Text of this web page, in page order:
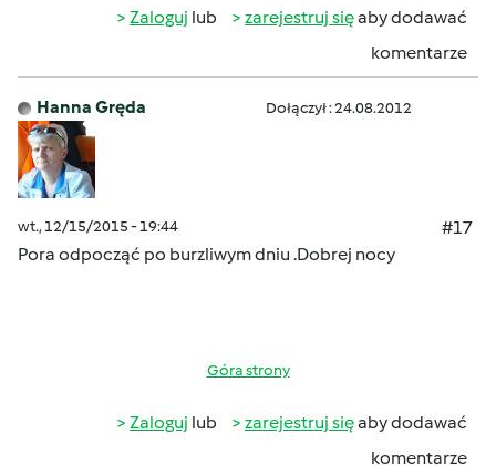
Zaloguj lub zarejestruj sięaby dodawać
komentarze
Hanna Gręda Dołączył : 24.08.2012
wt., 12/15/2015 - 19:44
#17
Pora odpocząć po burzliwym dniu .Dobrej nocy
Góra strony
Zaloguj lub zarejestruj sięaby dodawać
komentarze